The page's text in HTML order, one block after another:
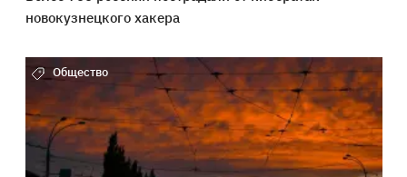
новокузнецкого хакера
Общество